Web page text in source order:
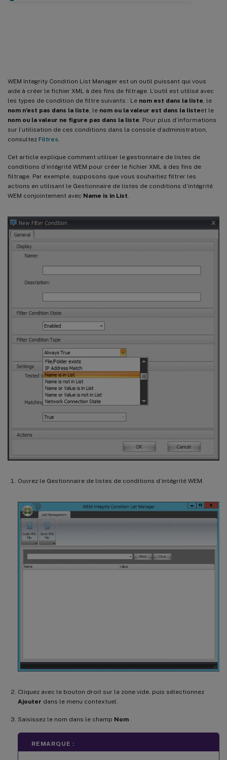
WEM Integrity Condition List Manager est un outil puissant qui vous
aide à créer le fichier XML à des fins de filtrage. L’outil est utilisé avec
les types de condition de filtre suivants : Le nom est dans la liste , le
nom n’est pas dans la liste , le nom ou la valeur est dans la listeet le
nom ou la valeur ne figure pas dans la liste . Pour plus d’informations
sur l’utilisation de ces conditions dans la console d’administration,
consultez Filtres
Cet article explique comment utiliser le gestionnaire de listes de
conditions d’intégrité WEM pour créer le fichier XML à des fins de
filtrage. Par exemple, supposons que vous souhaitiez filtrer les
actions en utilisant le Gestionnaire de listes de conditions d’intégrité
WEM conjointement avec Name is in List
Ouvrez le Gestionnaire de listes de conditions d’intégrité WEM.
Cliquez avec le bouton droit sur la zone vide, puis sélectionnez
Ajouter dans le menu contextuel.
Saisissez le nom dans le champ Nom .
REMARQUE :